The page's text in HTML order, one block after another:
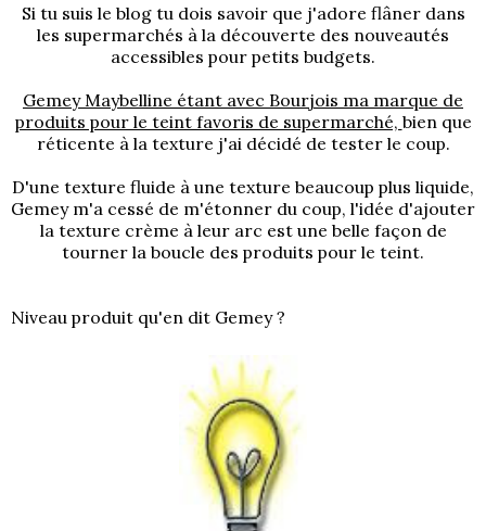
Si tu suis le blog tu dois savoir que j'adore flâner dans
les supermarchés à la découverte des nouveautés
accessibles pour petits budgets.
Gemey Maybelline étant avec Bourjois ma marque de
produits pour le teint favoris de supermarché, bien que
réticente à la texture j'ai décidé de tester le coup.
D'une texture fluide à une texture beaucoup plus liquide,
Gemey m'a cessé de m'étonner du coup, l'idée d'ajouter
la texture crème à leur arc est une belle façon de
tourner la boucle des produits pour le teint.
Niveau produit qu'en dit Gemey ?